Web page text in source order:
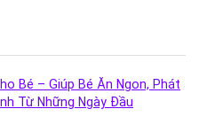
Bé – Giúp Bé Ăn Ngon, Phát
Từ Những Ngày Đầu